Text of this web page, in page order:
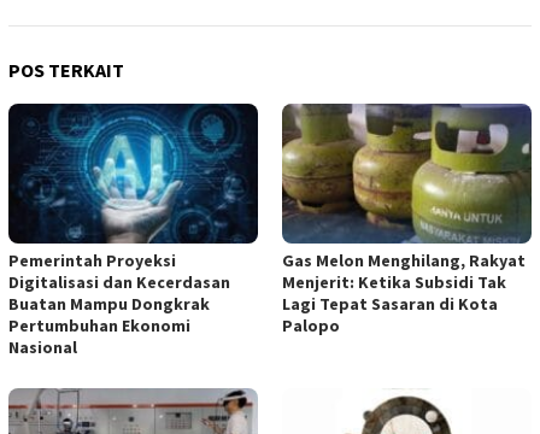
POS TERKAIT
Pemerintah Proyeksi
Digitalisasi dan Kecerdasan
Buatan Mampu Dongkrak
Pertumbuhan Ekonomi
Nasional
Gas Melon Menghilang, Rakyat
Menjerit: Ketika Subsidi Tak
Lagi Tepat Sasaran di Kota
Palopo